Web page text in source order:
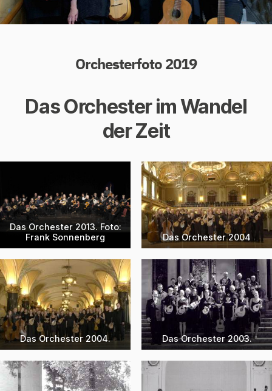
Orchesterfoto 2019
Das Orchester im Wandel
der Zeit
Das Orchester 2013. Foto:
Frank Sonnenberg
Das Orchester 2004
Das Orchester 2004. Das Orchester 2003.